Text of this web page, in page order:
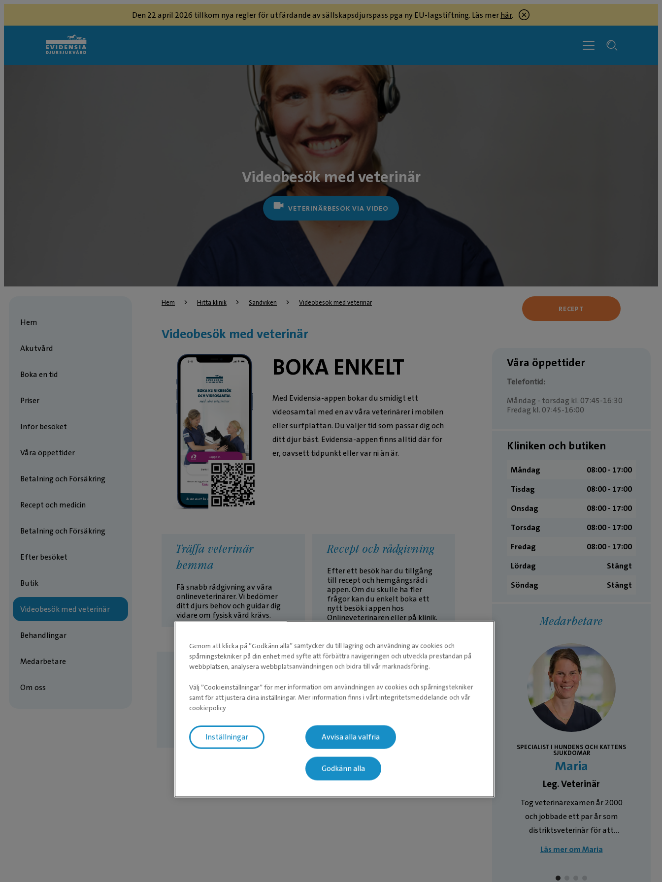
Den 22 april 2026 tillkom nya regler för utfärdande av sällskapsdjurspass pga ny EU-lagstiftning. Läs merhär.
Videobesök med veterinär
VETERINÄRBESÖK VIA VIDEO
Hem Hitta klinik Sandviken Videobesök med veterinär
Hem
Akutvård
Boka en tid
Priser
Inför besöket
Våra öppettider
Betalning och Försäkring
Recept och medicin
Betalning och Försäkring
Efter besöket
Butik
Videobesök med veterinär
Behandlingar
Medarbetare
Om oss
Videobesök med veterinär
BOKA ENKELT
Med Evidensia-appen bokar du smidigt ett
videosamtal med en av våra veterinärer i mobilen
eller surfplattan. Du väljer tid som passar dig och
ditt djur bäst. Evidensia-appen finns alltid där för
er, oavsett tidpunkt eller var ni än är.
Träffa veterinär
hemma
Få snabb rådgivning av våra
onlineveterinärer. Vi bedömer
ditt djurs behov och guidar dig
vidare om fysisk vård krävs.
Recept och rådgivning
Efter ett besök har du tillgång
till recept och hemgångsråd i
appen. Om du skulle ha fler
frågor kan du enkelt boka ett
nytt besök i appen hos
Onlineveterinären eller på klinik.
Vill du veta mer om videosamtal med våra
veterinärer?
RECEPT
Våra öppettider
Telefontid:
Måndag - torsdag kl. 07:45-16:30
Fredag kl. 07:45-16:00
Kliniken och butiken
Måndag
08:00 ­- 17:00
Tisdag
08:00 ­- 17:00
Onsdag
08:00 ­- 17:00
Torsdag
08:00 ­- 17:00
Fredag
08:00 ­- 17:00
Lördag
Stängt
Söndag
Stängt
Medarbetare
SPECIALIST I HUNDENS OCH KATTENS
SJUKDOMAR
Maria
Leg. Veterinär
Tog veterinärexamen år 2000
och jobbade ett par år som
distriktsveterinär för att
Läs mer om Maria
Genom att klicka på ”Godkänn alla” samtycker du till lagring och användning av cookies och
spårningstekniker på din enhet med syfte att förbättra navigeringen och utveckla prestandan på
webbplatsen, analysera webbplatsanvändningen och bidra till vår marknadsföring.
Välj ”Cookieinställningar” för mer information om användningen av cookies och spårningstekniker
samt för att justera dina inställningar. Mer information finns i vårt integritetsmeddelande och vår
cookiepolicy
Inställningar Avvisa alla valfria
Godkänn alla